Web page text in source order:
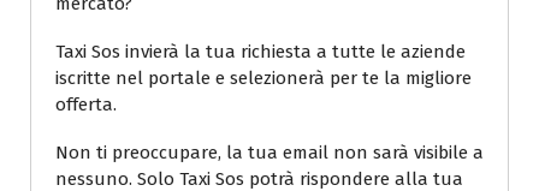
Taxi Sos invierà la tua richiesta a tutte le aziende
iscritte nel portale e selezionerà per te la migliore
offerta.
Non ti preoccupare, la tua email non sarà visibile a
nessuno. Solo Taxi Sos potrà rispondere alla tua